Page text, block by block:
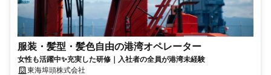
服装・髪型・髪色自由の港湾オペレーター
女性も活躍中✨充実した研修｜入社者の全員が港湾未経験
東海埠頭株式会社